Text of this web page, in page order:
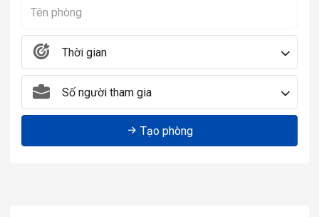
Thời gian
Số người tham gia
Tạo phòng